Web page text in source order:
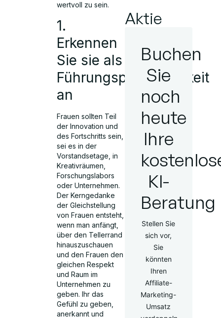
wertvoll zu sein.
1.
Erkennen
Sie sie als
Führungspersönlichkeit
an
Frauen sollten Teil
der Innovation und
des Fortschritts sein,
sei es in der
Vorstandsetage, in
Kreativräumen,
Forschungslabors
oder Unternehmen.
Der Kerngedanke
der Gleichstellung
von Frauen entsteht,
wenn man anfängt,
über den Tellerrand
hinauszuschauen
und den Frauen den
gleichen Respekt
und Raum im
Unternehmen zu
geben. Ihr das
Gefühl zu geben,
anerkannt und
Aktie
Buchen
Sie
noch
heute
Ihre
KI-
Beratung
Stellen Sie
sich vor,
Sie
könnten
Ihren
Affiliate-
Marketing-
Umsatz